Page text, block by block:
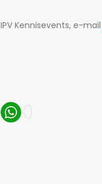
Kennisevents, e-mail